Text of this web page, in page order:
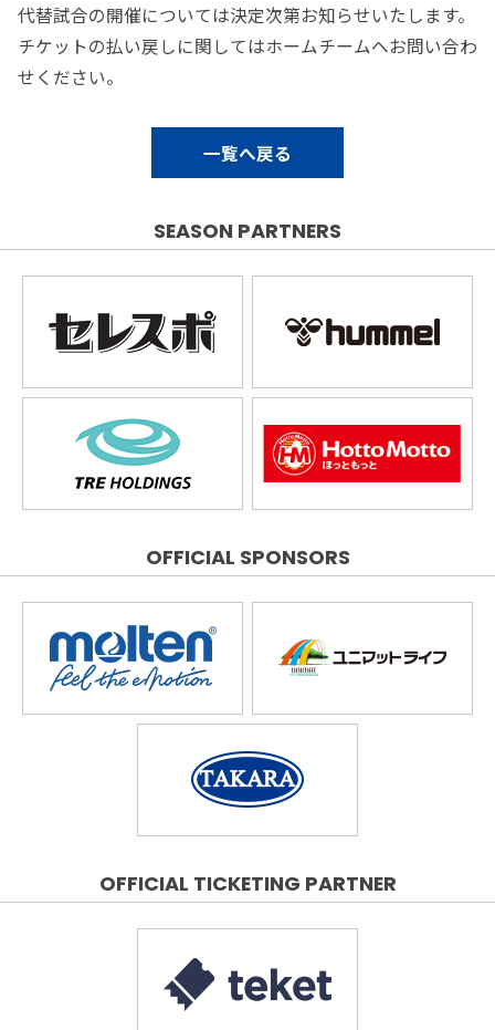
代替試合の開催については決定次第お知らせいたします。
チケットの払い戻しに関してはホームチームへお問い合わ
せください。
一覧へ戻る
SEASON PARTNERS
OFFICIAL SPONSORS
OFFICIAL TICKETING PARTNER